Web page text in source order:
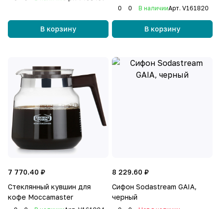
В корзину
0 0 В наличииАрт. V161820
В корзину
7 770.40 ₽
Стеклянный кувшин для
кофе Moccamaster
8 229.60 ₽
Сифон Sodastream GAIA,
черный